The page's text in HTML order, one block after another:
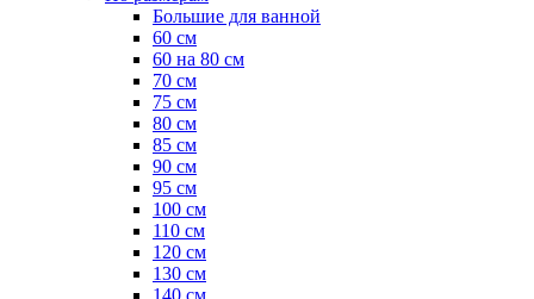
Большие для ванной
60 см
60 на 80 см
70 см
75 см
80 см
85 см
90 см
95 см
100 см
110 см
120 см
130 см
140 см